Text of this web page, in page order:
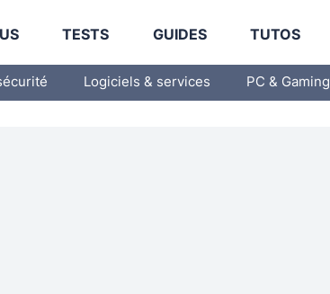
TESTS GUIDES TUTOS
Logiciels & services PC & Gaming